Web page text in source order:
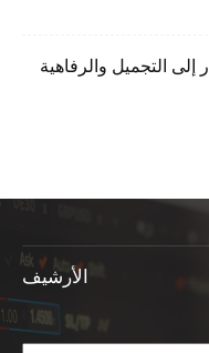
الأرشيف